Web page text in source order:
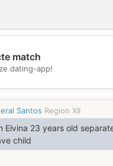
match
dating-app!
Santos Region XII
Elvina 23 years old
child